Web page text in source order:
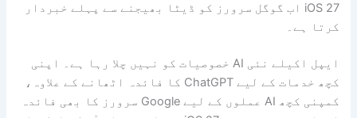
iOS 27 اب گوگل سرورز کو ڈیٹا بھیجنے سے پہلے خبردار
کرتا ہے۔
ایپل اکیلے نئی AI خصوصیات کو نہیں چلا رہا ہے۔ اپنی
کچھ خدمات کے لیے ChatGPT کا فائدہ اٹھانے کے علاوہ،
کمپنی کچھ AI عملوں کے لیے Google سرورز کا بھی فائدہ